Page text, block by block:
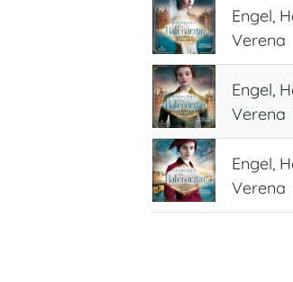
Engel,
Verena
Engel,
Verena
Engel,
Verena